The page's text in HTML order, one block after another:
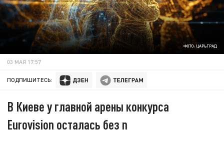
ФОТО: ЦАРЬГРАД
03 МАЯ 17:57
ПОДПИШИТЕСЬ:
В Киеве у главной арены конкурса
Eurovision осталась без n